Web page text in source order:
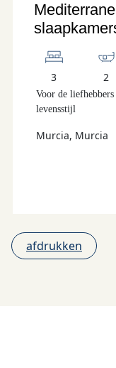
3 2
Voor de
levensstijl
Murcia, Murcia
afdrukken